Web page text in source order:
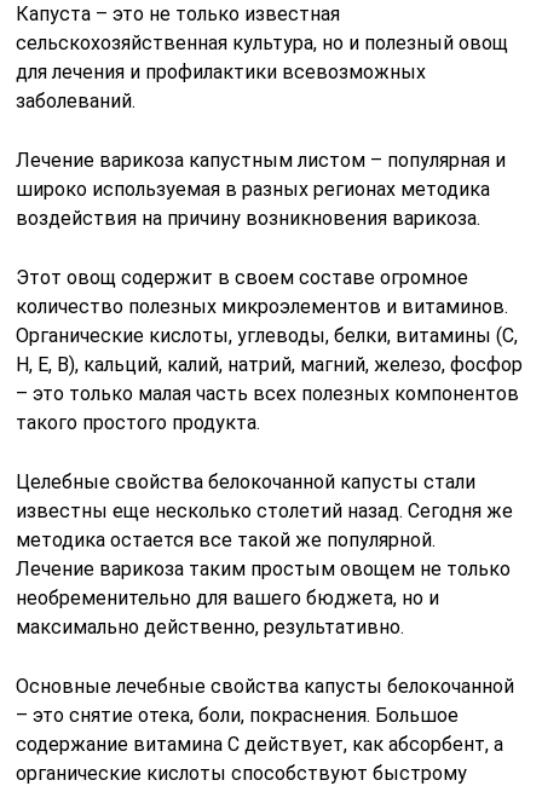
Капуста – это не только известная
сельскохозяйственная культура, но и полезный овощ
для лечения и профилактики всевозможных
заболеваний.
Лечение варикоза капустным листом – популярная и
широко используемая в разных регионах методика
воздействия на причину возникновения варикоза.
Этот овощ содержит в своем составе огромное
количество полезных микроэлементов и витаминов.
Органические кислоты, углеводы, белки, витамины (С,
Н, Е, В), кальций, калий, натрий, магний, железо, фосфор
– это только малая часть всех полезных компонентов
такого простого продукта.
Целебные свойства белокочанной капусты стали
известны еще несколько столетий назад. Сегодня же
методика остается все такой же популярной.
Лечение варикоза таким простым овощем не только
необременительно для вашего бюджета, но и
максимально действенно, результативно.
Основные лечебные свойства капусты белокочанной
– это снятие отека, боли, покраснения. Большое
содержание витамина С действует, как абсорбент, а
органические кислоты способствуют быстрому